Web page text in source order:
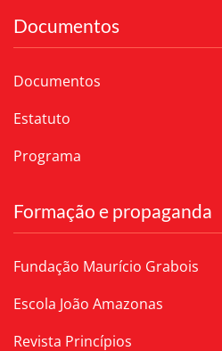
Documentos
Documentos
Estatuto
Programa
Formação e propaganda
Fundação Maurício Grabois
Escola João Amazonas
Revista Princípios